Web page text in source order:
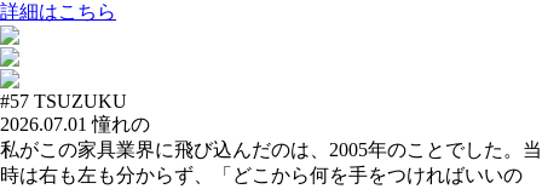
詳細はこちら
#57 TSUZUKU
2026.07.01 憧れの
私がこの家具業界に飛び込んだのは、2005年のことでした。当
時は右も左も分からず、「どこから何を手をつければいいの